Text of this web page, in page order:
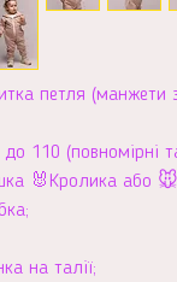
петля
110 (повномірні
🐰Кролика або
на талії;